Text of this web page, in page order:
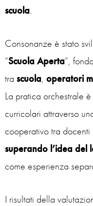
scuola.
Consonanze è stato
“Scuola Aperta”,
tra scuola, operatori
La pratica orchestrale
curricolari attraverso
cooperativo tra docenti
superando l’idea
come esperienza
I risultati della